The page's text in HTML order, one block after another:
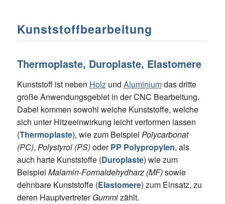
Kunststoffbearbeitung
Thermoplaste, Duroplaste, Elastomere
Kunststoff ist neben Holzund Aluminiumdas dritte
große Anwendungsgebiet in der CNC Bearbeitung.
Dabei kommen sowohl weiche Kunststoffe, welche
sich unter Hitzeeinwirkung leicht verformen lassen
(Thermoplaste), wie zum Beispiel Polycarbonat
(PC), Polystyrol (PS)oderPP Polypropylen, als
auch harte Kunststoffe (Duroplaste) wie zum
Beispiel Malamin-Formaldehydharz (MF)sowie
dehnbare Kunststoffe (Elastomere) zum Einsatz, zu
deren HauptvertreterGummizählt.